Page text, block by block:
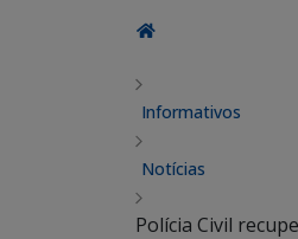
Informativos
Notícias
Polícia Civil